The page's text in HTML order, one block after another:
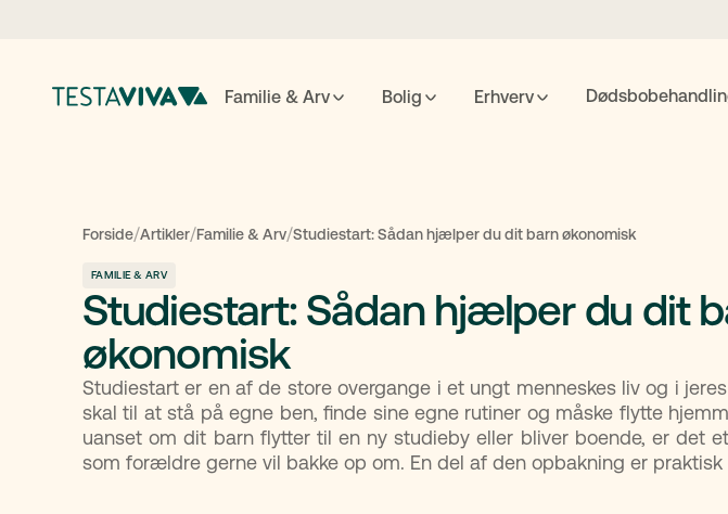
Familie & Arv Bolig Erhverv
Forside/Artikler/Familie & Arv/Studiestart: Sådan hjælper du dit barn økonomisk
FAMILIE & ARV
Studiestart: Sådan hjælper du dit
økonomisk
Studiestart er en af de store overgange i et ungt menneskes liv og i
skal til at stå på egne ben, finde sine egne rutiner og måske flytte
uanset om dit barn flytter til en ny studieby eller bliver boende, er det
som forældre gerne vil bakke op om. En del af den opbakning er praktisk
Testamente Fremtidsfuldmagt
ESC luk ↵ søg